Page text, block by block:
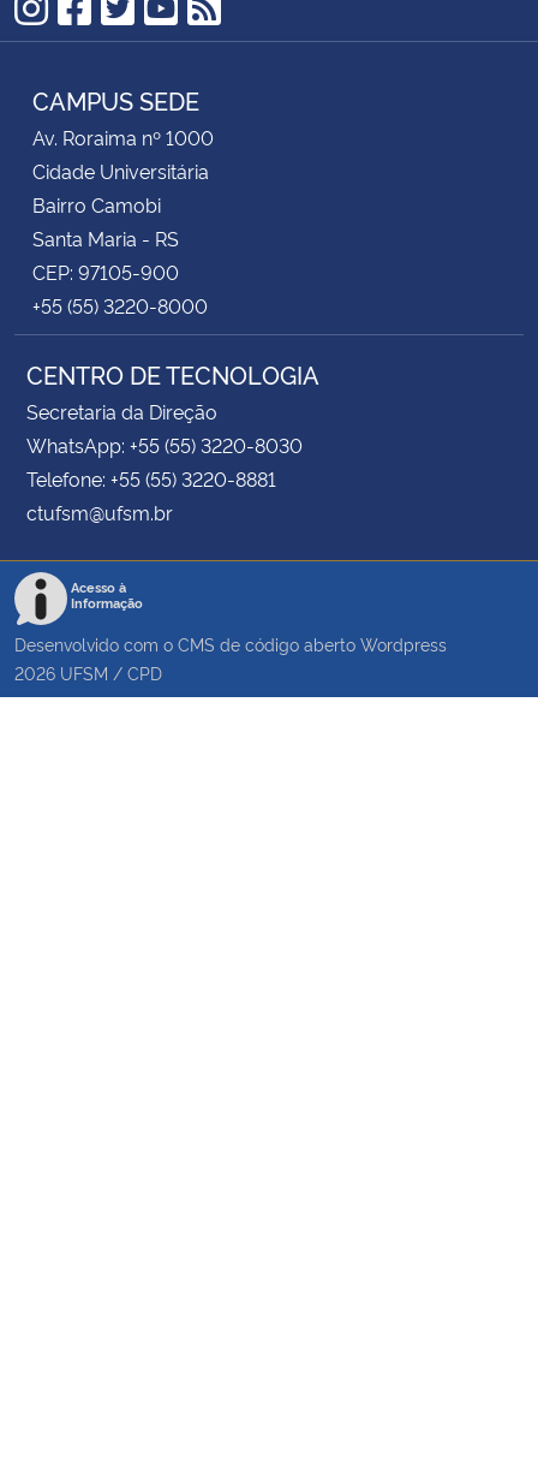
Instagram
Facebook
Twitter
YouTube
RSS
CAMPUS SEDE
Av. Roraima nº 1000
Cidade Universitária
Bairro Camobi
Santa Maria - RS
CEP: 97105-900
+55 (55) 3220-8000
CENTRO DE TECNOLOGIA
Secretaria da Direção
WhatsApp: +55 (55) 3220-8030
Telefone: +55 (55) 3220-8881
ctufsm@ufsm.br
Acesso à
Informação
Desenvolvido com o CMS de código aberto Wordpress
2026 UFSM / CPD